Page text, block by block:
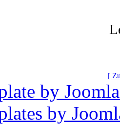
[
by
by